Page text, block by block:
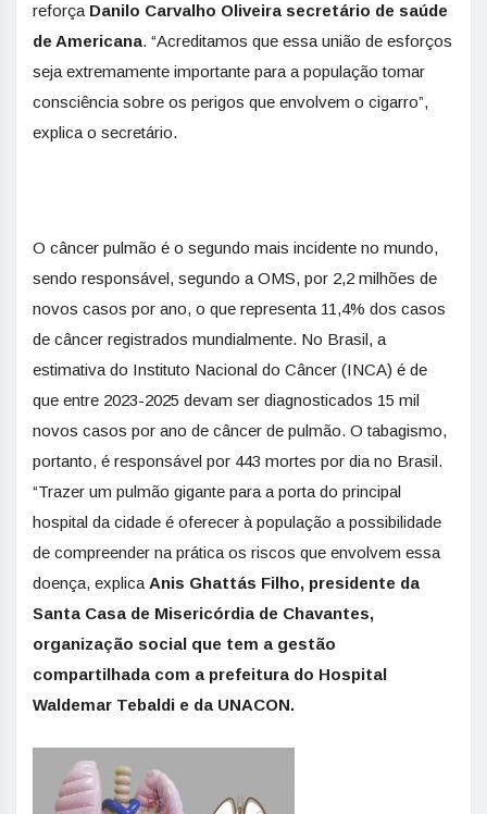
reforça Danilo Carvalho Oliveira secretário de saúde
de Americana. “Acreditamos que essa união de esforços
seja extremamente importante para a população tomar
consciência sobre os perigos que envolvem o cigarro”,
explica o secretário.
O câncer pulmão é o segundo mais incidente no mundo,
sendo responsável, segundo a OMS, por 2,2 milhões de
novos casos por ano, o que representa 11,4% dos casos
de câncer registrados mundialmente. No Brasil, a
estimativa do Instituto Nacional do Câncer (INCA) é de
que entre 2023-2025 devam ser diagnosticados 15 mil
novos casos por ano de câncer de pulmão. O tabagismo,
portanto, é responsável por 443 mortes por dia no Brasil.
“Trazer um pulmão gigante para a porta do principal
hospital da cidade é oferecer à população a possibilidade
de compreender na prática os riscos que envolvem essa
doença, explica Anis Ghattás Filho, presidente da
Santa Casa de Misericórdia de Chavantes,
organização social que tem a gestão
compartilhada com a prefeitura do Hospital
Waldemar Tebaldi e da UNACON.